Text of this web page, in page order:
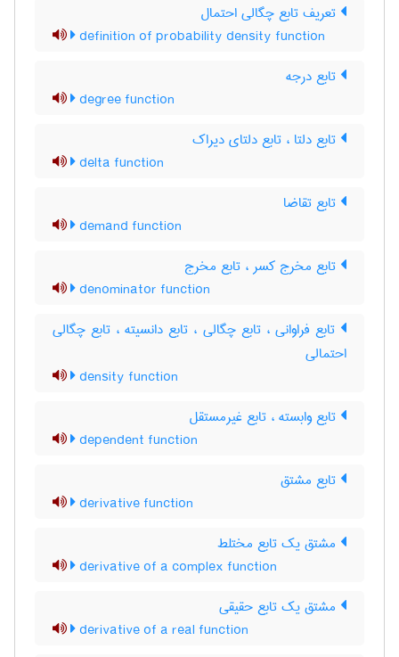
تعریف تابع چگالی احتمال
definition of probability density function
تابع درجه
degree function
تابع دلتا ، تابع دلتای دیراک
delta function
تابع تقاضا
demand function
تابع مخرج کسر ، تابع مخرج
denominator function
تابع فراوانی ، تابع چگالی ، تابع دانسیته ، تابع چگالی
احتمالی
density function
تابع وابسته ، تابع غیرمستقل
dependent function
تابع مشتق
derivative function
مشتق یک تابع مختلط
derivative of a complex function
مشتق یک تابع حقیقی
derivative of a real function